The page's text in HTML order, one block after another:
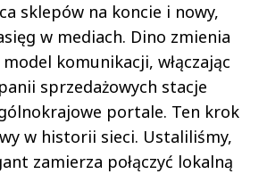
sklepów na koncie i nowy,
w mediach. Dino zmienia
komunikacji, włączając
sprzedażowych stacje
portale. Ten krok
w historii sieci. Ustaliliśmy,
zamierza połączyć lokalną